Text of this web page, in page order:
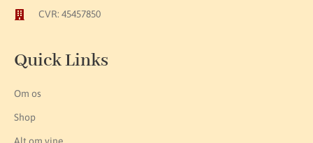
CVR: 45457850
Quick Links
Om os
Shop